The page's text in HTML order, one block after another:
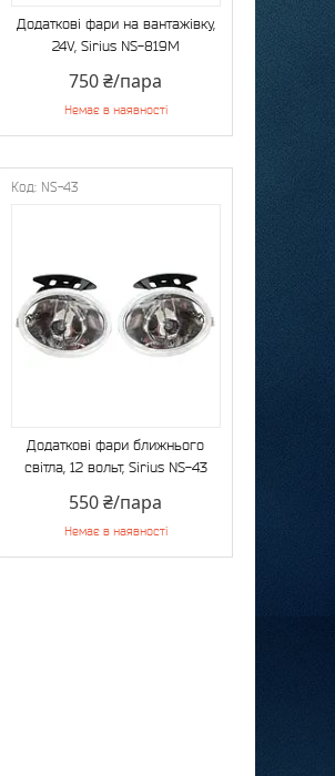
Додаткові фари на вантажівку,
24V, Sirius NS-819M
750 ₴/пара
Немає в наявності
NS-43
Додаткові фари ближнього
світла, 12 вольт, Sirius NS-43
550 ₴/пара
Немає в наявності